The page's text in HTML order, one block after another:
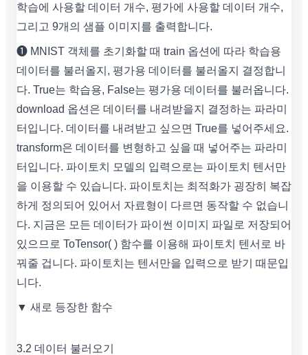
학습에 사용할 데이터 개수, 평가에 사용할 데이터 개수,
그리고 9개의 샘플 이미지를 출력합니다.
❶ MNIST 객체를 초기화할 때 train 옵션에 따라 학습용
데이터를 불러올지, 평가용 데이터를 불러올지 결정합니
다. True는 학습용, False는 평가용 데이터를 불러옵니다.
download 옵션은 데이터를 내려받을지 결정하는 파라미
터입니다. 데이터를 내려받고 싶으면 True를 넣어주세요.
transform은 데이터를 변형하고 싶을 때 넣어주는 파라미
터입니다. 파이토치 모델의 입력으로는 파이토치 텐서만
을 이용할 수 있습니다. 파이토치는 최적화가 굉장히 복잡
하게 정의되어 있어서 자료형이 다르면 동작할 수 없습니
다. 지금은 모든 데이터가 파이썬 이미지 파일로 저장되어
있으므로 ToTensor( ) 함수를 이용해 파이토치 텐서로 바
꿔줄 겁니다. 파이토치는 텐서만을 입력으로 받기 때문입
니다.
▼ 새로 등장한 함수
3.2 데이터 불러오기